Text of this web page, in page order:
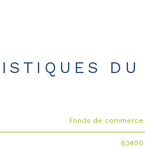
DU
Fonds de commerce
83400